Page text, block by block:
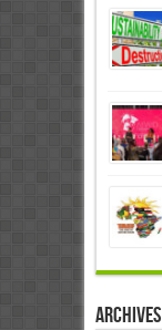
Archives